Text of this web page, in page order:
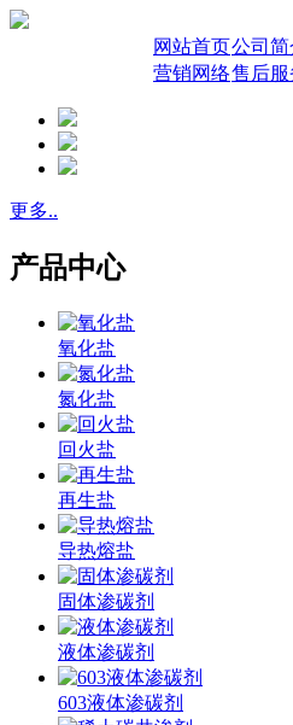
网站首页公司简
营销网络售后服
更多..
产品中心
氧化盐
氮化盐
回火盐
再生盐
导热熔盐
固体渗碳剂
液体渗碳剂
603液体渗碳剂